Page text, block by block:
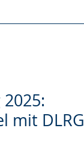
mit DLRG